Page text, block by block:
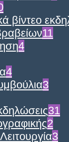
βίντεο
11
4
4
3
31
2
3